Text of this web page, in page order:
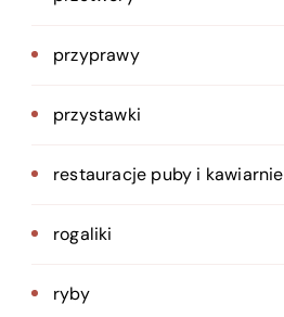
przyprawy
przystawki
restauracje puby i kawiarnie
rogaliki
ryby